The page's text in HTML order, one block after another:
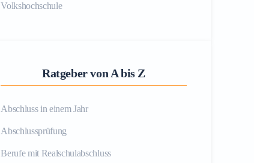
Volkshochschule
Ratgeber von A bis Z
Abschluss in einem Jahr
Abschlussprüfung
Berufe mit Realschulabschluss